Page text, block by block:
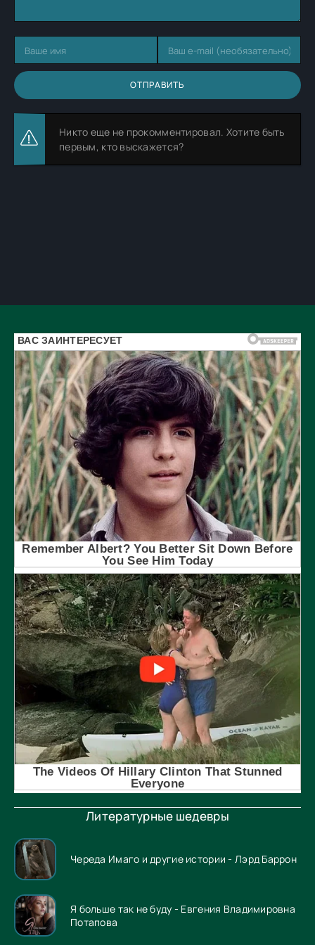
Литературные шедевры
Череда Имаго и другие истории - Лэрд Баррон
Я больше так не буду - Евгения Владимировна
Потапова
ОТПРАВИТЬ
Никто еще не прокомментировал. Хотите быть
первым, кто выскажется?